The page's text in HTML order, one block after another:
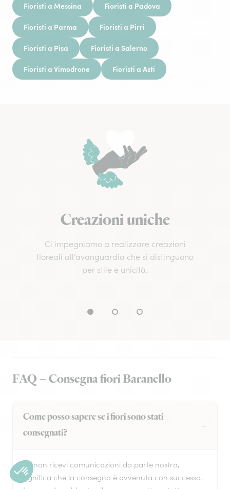
Fioristi a Messina Fioristi a Padova
Fioristi a Parma Fioristi a Pirri
Fioristi a Pisa Fioristi a Salerno
Fioristi a Vimodrone Fioristi a Asti
Creazioni uniche
Ci impegniamo a realizzare creazioni
floreali all’avanguardia che si distinguono
per stile e unicità.
FAQ – Consegna fiori Baranello
Come posso sapere se i fiori sono stati
consegnati?
Se non ricevi comunicazioni da parte nostra,
significa che la consegna è avvenuta con successo.